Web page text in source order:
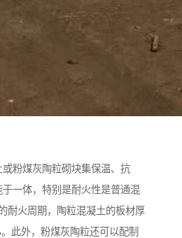
粉煤灰陶粒砌块集保温、抗
一体，特别是耐火性是普通混
耐火周期，陶粒混凝土的板材厚
此外，粉煤灰陶粒还可以配制